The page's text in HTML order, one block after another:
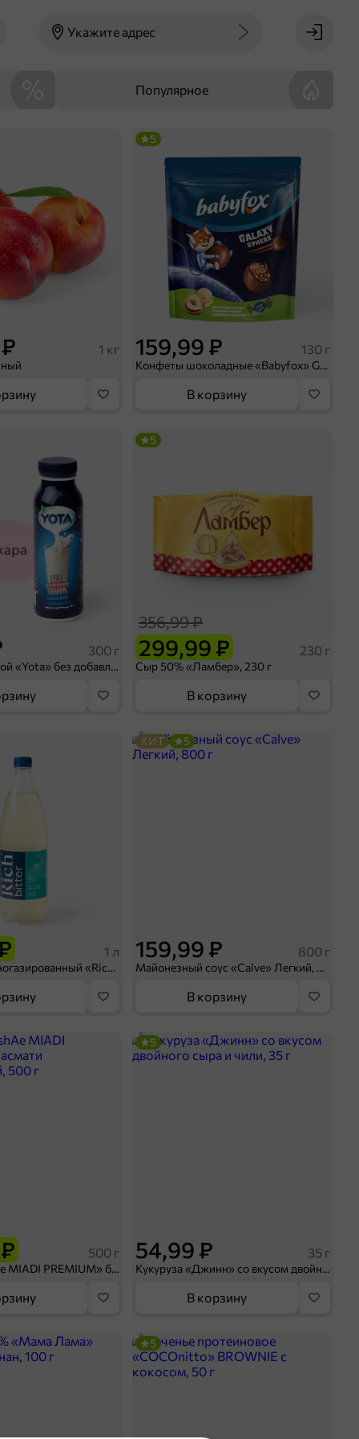
Укажите адрес
Популярное
1 кг 159,99 ₽ 130 г
Конфеты шоколадные «Babyfox» Galaxy sphere с фундуком, 130 г
5
В корзину
300 г
Йогурт питьевой «Yota» без добавления сахара, 300 г
299,99 ₽
356,99 ₽
230 г
Сыр 50% «Ламбер», 230 г
5
В корзину
1 л
Напиток сильногазированный «Rich» Биттер Лемон, 1 л
159,99 ₽ 800 г
Майонезный соус «Calve» Легкий, 800 г
ХИТ 5
В корзину
500 г
Рис «TaMashAe MIADI PREMIUM» басмати пропаренный, 500 г
54,99 ₽ 35 г
Кукуруза «Джинн» со вкусом двойного сыра и чили, 35 г
5
В корзину
5